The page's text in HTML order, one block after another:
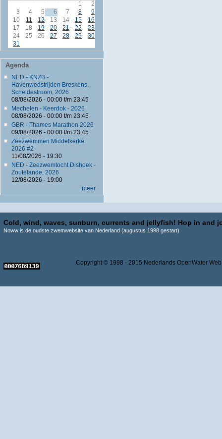
1
2
3
4 5 6 7 8
9
10
11 12 13 14 15
16
17
18 19 20 21 22
23
24
25 26 27 28 29
30
31
Agenda
NED - KNZB -
Havenwedstrijden Breskens,
Scheldestroom, 2026
08/08/2026 - 00:00t/m 23:45
Mechelen - Keerdok - 2026
08/08/2026 - 00:00t/m 23:45
GBR - Thames Marathon 2026
09/08/2026 - 00:00t/m 23:45
Zeezwemmen Middelkerke
2026 #2
11/08/2026 - 19:30
NED - Zeezwemtocht Dishoek -
Zoutelande, 2026
12/08/2026 - 19:00
meer
Cold, wind, waves, sunburn, currents and jellyfish! Hop in and
Noww is de oudste zwemwebsite van Nederland (augustus 1998 gestart)
Copyright © 1998 - 2015 Nederlands OpenWater